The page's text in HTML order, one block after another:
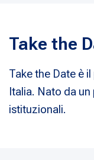
Take the
Take the Date è
Italia. Nato da
istituzionali.